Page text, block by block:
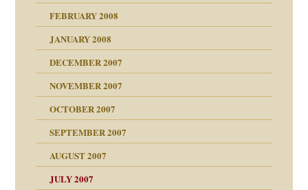
Juni 2008
und Staat
FEBRUARY 2008
JANUARY 2008
DECEMBER 2007
NOVEMBER 2007
OCTOBER 2007
SEPTEMBER 2007
AUGUST 2007
JULY 2007